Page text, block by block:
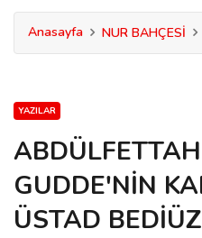
Anasayfa NUR BAHÇESİ
YAZILAR
GUDDE'NİN
ÜSTAD